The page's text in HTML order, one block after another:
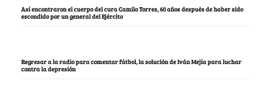
Así encontraron el cuerpo del cura Camilo Torres, 60 años después de haber sido
escondido por un general del Ejército
Regresar a la radio para comentar fútbol, la solución de Iván Mejía para luchar
contra la depresión